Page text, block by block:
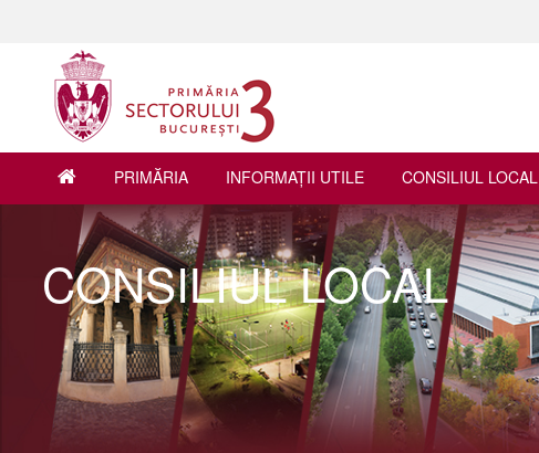
PRIMĂRIA INFORMAŢII UTILE CONSILIUL LOCAL
CONSILIUL LOCAL